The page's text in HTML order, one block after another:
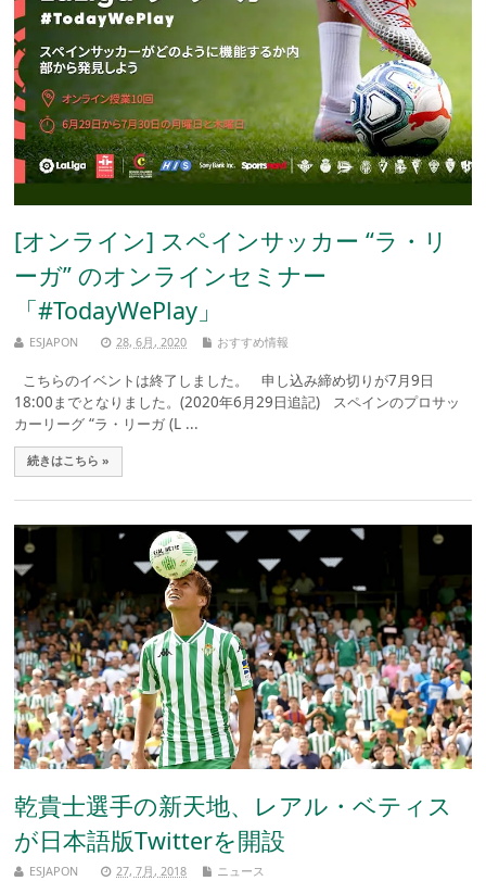
[オンライン] スペインサッカー “ラ・リ
ーガ” のオンラインセミナー
「#TodayWePlay」
ESJAPON 28, 6月, 2020 おすすめ情報
こちらのイベントは終了しました。 申し込み締め切りが7月9日
18:00までとなりました。(2020年6月29日追記) スペインのプロサッ
カーリーグ “ラ・リーガ (L ...
続きはこちら »
乾貴士選手の新天地、レアル・ベティス
が日本語版Twitterを開設
ESJAPON 27, 7月, 2018 ニュース